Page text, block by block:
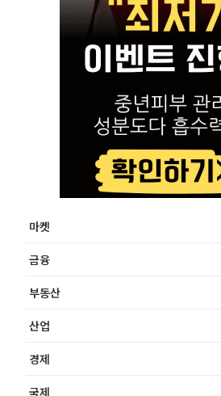
마켓
금융
부동산
산업
경제
국제